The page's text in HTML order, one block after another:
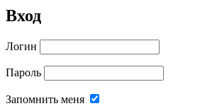
Вход
Логин
Пароль
Запомнить меня